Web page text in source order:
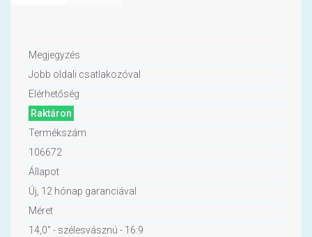
Megjegyzés
Jobb oldali csatlakozóval
Elérhetőség
Raktáron
Termékszám
106672
Állapot
Új, 12 hónap garanciával
Méret
14,0" - szélesvásznú - 16:9